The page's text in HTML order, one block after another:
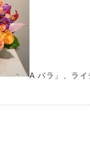
A バラ」、ラ